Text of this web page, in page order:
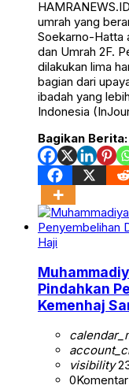
umrah yang
Soekarno-Hatta
dan Umrah 2F.
dilakukan lima
bagian dari
ibadah yang
Indonesia
Bagikan Berita:
Haji
Pindahkan
Kemenhaj
visibility
0Komentar